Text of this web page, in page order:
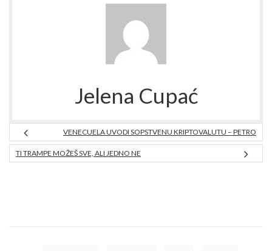
Jelena Cupać
VENECUELA UVODI SOPSTVENU KRIPTOVALUTU – PETRO
TI TRAMPE MOŽEŠ SVE, ALI JEDNO NE